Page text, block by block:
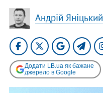
Андрій Яніцький
Додати LB.ua як бажане
джерело в Google